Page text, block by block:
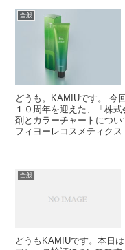
全般
どうも。KAMIUです。 今
１０周年を迎えた、「株
剤とカラーチャートにつ
フィヨーレコスメティク
全般
どうもKAMIUです。本日